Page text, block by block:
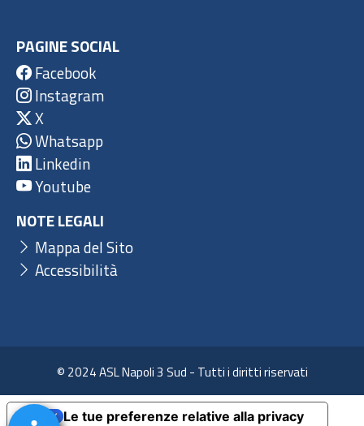
PAGINE SOCIAL
Facebook
Instagram
X
Whatsapp
Linkedin
Youtube
NOTE LEGALI
Mappa del Sito
Accessibilità
© 2024 ASL Napoli 3 Sud - Tutti i diritti riservati
Le tue preferenze relative alla privacy